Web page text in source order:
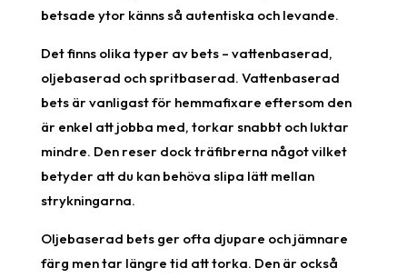
betsade ytor känns så autentiska och levande.
Det finns olika typer av bets – vattenbaserad,
oljebaserad och spritbaserad. Vattenbaserad
bets är vanligast för hemmafixare eftersom den
är enkel att jobba med, torkar snabbt och luktar
mindre. Den reser dock träfibrerna något vilket
betyder att du kan behöva slipa lätt mellan
strykningarna.
Oljebaserad bets ger ofta djupare och jämnare
färg men tar längre tid att torka. Den är också